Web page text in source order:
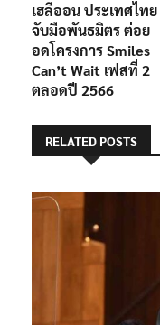
เรื่อง
post:
เฮลีออน ประเทศไทย
จับมือพันธมิตร ต่อย
อดโครงการ Smiles
Can’t Wait เฟสที่ 2
ตลอดปี 2566
RELATED POSTS